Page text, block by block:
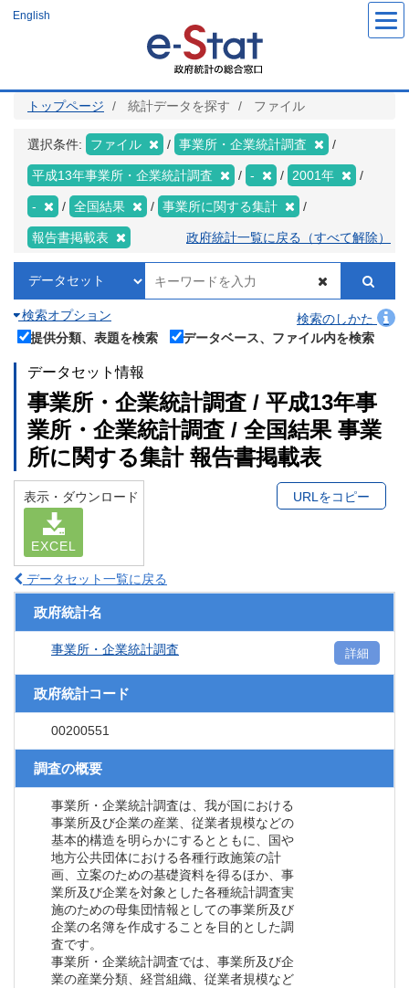
ツ
English
トップページ 統計データを探す ファイル
選択条件: ファイル 事業所・企業統計調査
平成13年事業所・企業統計調査 - 2001年
- 全国結果 事業所に関する集計
報告書掲載表 政府統計一覧に戻る（すべて解除）
検索オプション
検索のしかた
提供分類、表題を検索
データベース、ファイル内を検索
データセット情報
事業所・企業統計調査 / 平成13年事
業所・企業統計調査 / 全国結果 事業
所に関する集計 報告書掲載表
表示・ダウンロード
EXCEL
URLをコピー
データセット一覧に戻る
政府統計名
事業所・企業統計調査 詳細
政府統計コード
00200551
調査の概要
事業所・企業統計調査は、我が国における
事業所及び企業の産業、従業者規模などの
基本的構造を明らかにするとともに、国や
地方公共団体における各種行政施策の計
画、立案のための基礎資料を得るほか、事
業所及び企業を対象とした各種統計調査実
施のための母集団情報としての事業所及び
企業の名簿を作成することを目的とした調
査です。
事業所・企業統計調査では、事業所及び企
業の産業分類、経営組織、従業者規模など